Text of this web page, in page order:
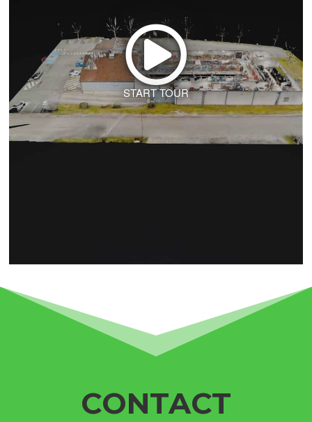
START TOUR
CONTACT